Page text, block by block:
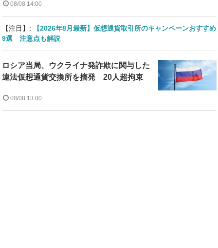
08/08 14:00
【注目】:
【2026年8月最新】仮想通貨取引所のキャンペーンおすすめ
9選 注意点も解説
ロシア当局、ウクライナ発詐欺に関与した
違法仮想通貨交換所を摘発 20人超拘束
08/08 13:00